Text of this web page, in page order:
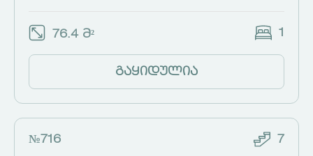
76.4 მ² 1
გაყიდულია
№716 7